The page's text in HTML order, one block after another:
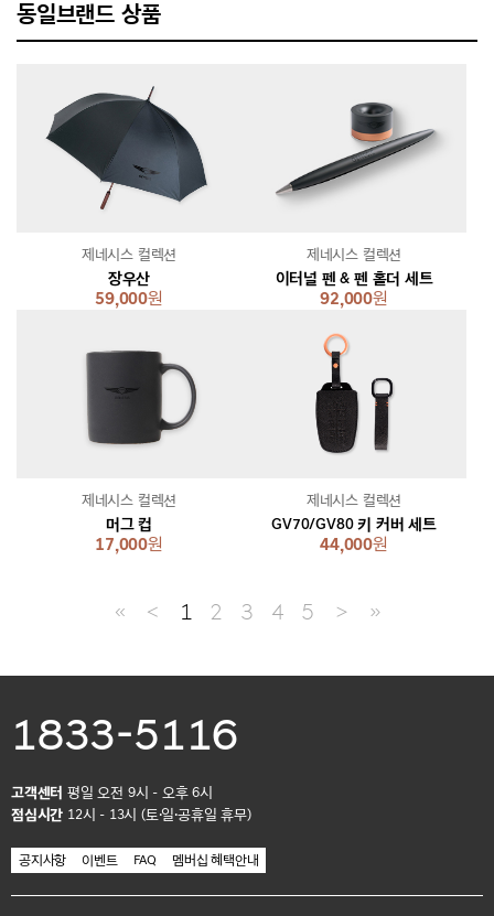
동일브랜드 상품
장우산
59,000원
제네시스 컬렉션
이터널 펜 & 펜 홀더 세트
92,000원
제네시스 컬렉션
머그 컵
17,000원
제네시스 컬렉션
GV70/GV80 키 커버 세트
44,000원
제네시스 컬렉션
≪ ＜ 1 2 3 4 5 ＞ ≫
1833-5116
고객센터 평일 오전 9시 - 오후 6시
점심시간 12시 - 13시 (토·일·공휴일 휴무)
공지사항 이벤트 FAQ 멤버십 혜택안내